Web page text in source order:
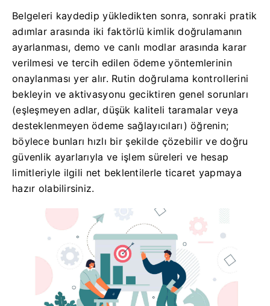
Belgeleri kaydedip yükledikten sonra, sonraki pratik
adımlar arasında iki faktörlü kimlik doğrulamanın
ayarlanması, demo ve canlı modlar arasında karar
verilmesi ve tercih edilen ödeme yöntemlerinin
onaylanması yer alır. Rutin doğrulama kontrollerini
bekleyin ve aktivasyonu geciktiren genel sorunları
(eşleşmeyen adlar, düşük kaliteli taramalar veya
desteklenmeyen ödeme sağlayıcıları) öğrenin;
böylece bunları hızlı bir şekilde çözebilir ve doğru
güvenlik ayarlarıyla ve işlem süreleri ve hesap
limitleriyle ilgili net beklentilerle ticaret yapmaya
hazır olabilirsiniz.